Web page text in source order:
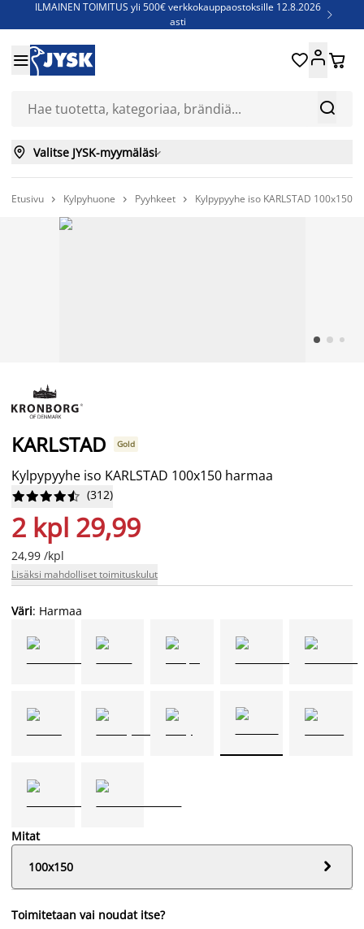
ILMAINEN TOIMITUS yli 500€ verkkokauppaostoksille 12.8.2026
asti

Jenkkisänkyjä - Säästä jopa 60%


 
 Valitse JYSK-myymäläsi
Etusivu  Kylpyhuone  Pyyhkeet  Kylpypyyhe iso KARLSTAD 100x150
KARLSTAD Gold
Kylpypyyhe iso KARLSTAD 100x150 harmaa





 (312)
2 kpl 29,99
24,99 /kpl
Lisäksi mahdolliset toimituskulut
Väri: Harmaa
Mitat
100x150

Toimitetaan vai noudat itse?